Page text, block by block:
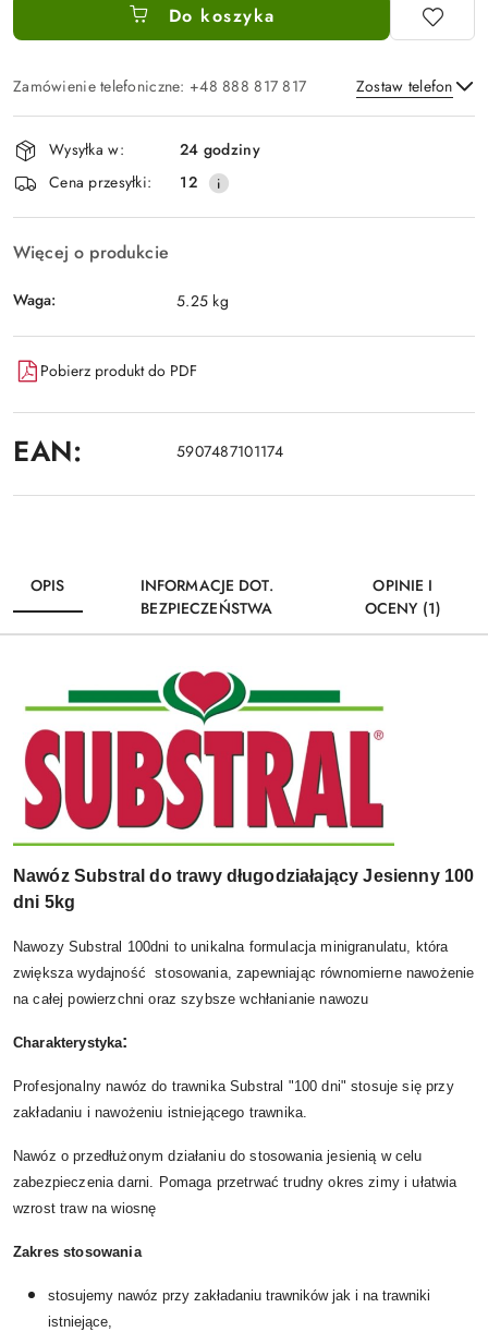
Do koszyka
Zamówienie telefoniczne: +48 888 817 817 Zostaw telefon
Wyślij
Dostępność
i
dostawa
Wysyłka w:
24 godziny
Cena przesyłki:
12
Więcej o produkcie
Waga: 5.25 kg
Pobierz produkt do PDF
EAN: 5907487101174
OPIS
INFORMACJE DOT.
BEZPIECZEŃSTWA
OPINIE I
OCENY (1)
Nawóz Substral do trawy długodziałający Jesienny 100
dni 5kg
Nawozy Substral 100dni to unikalna formulacja minigranulatu, która
zwiększa wydajność stosowania, zapewniając równomierne nawożenie
na całej powierzchni oraz szybsze wchłanianie nawozu
Charakterystyka:
Profesjonalny nawóz do trawnika Substral "100 dni" stosuje się przy
zakładaniu i nawożeniu istniejącego trawnika.
Nawóz o przedłużonym działaniu do stosowania jesienią w celu
zabezpieczenia darni. Pomaga przetrwać trudny okres zimy i ułatwia
wzrost traw na wiosnę
Zakres stosowania
stosujemy nawóz przy zakładaniu trawników jak i na trawniki
istniejące,